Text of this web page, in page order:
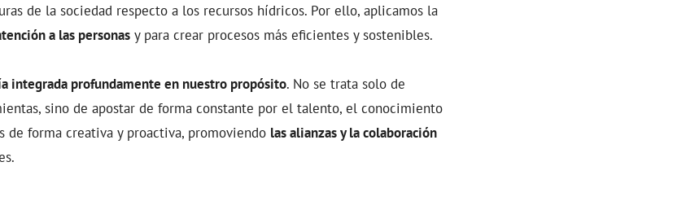
de la sociedad respecto a los recursos hídricos. Por ello, aplicamos la
a las personas y para crear procesos más eficientes y sostenibles.
integrada profundamente en nuestro propósito. No se trata solo de
sino de apostar de forma constante por el talento, el conocimiento
de forma creativa y proactiva, promoviendo las alianzas y la colaboración